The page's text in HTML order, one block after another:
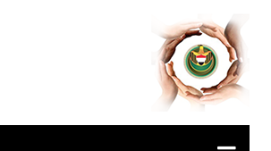
المحتوى